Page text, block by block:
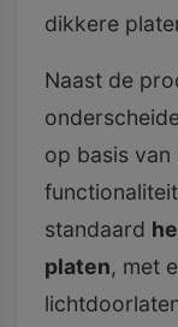
dikkere
Naast de
op basis van
standaard
platen, met